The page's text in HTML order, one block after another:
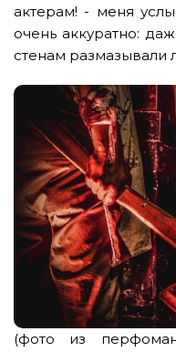
актерам! - меня
очень аккуратно:
стенам размазывали
(фото из